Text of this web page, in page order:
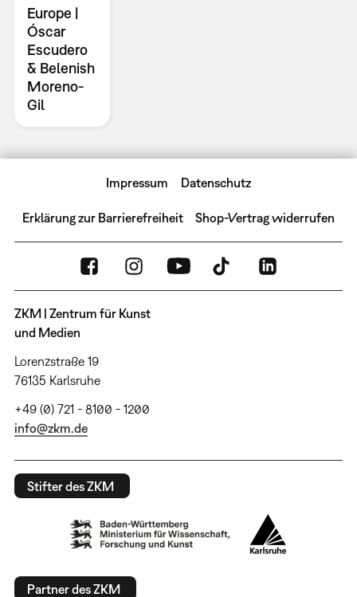
Europe |
Óscar
Escudero
& Belenish
Moreno-
Gil
Impressum Datenschutz
Erklärung zur Barrierefreiheit Shop-Vertrag widerrufen
ZKM | Zentrum für Kunst
und Medien
Lorenzstraße 19
76135 Karlsruhe
+49 (0) 721 - 8100 - 1200
info@zkm.de
Stifter des ZKM
Partner des ZKM